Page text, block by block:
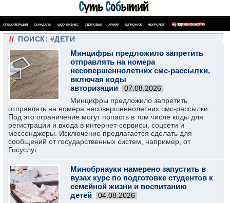
СПЕЦОПЕРАЦИЯ СКАНДАЛЫ ШОУ-БИЗНЕС ЗДОРОВЬЕ АРМИЯ ШПИОНАЖ НЕКРОЛОГ ПОИСК ПО САЙТУ
// ПОИСК: #ДЕТИ
Минцифры предложило запретить
отправлять на номера
несовершеннолетних смс-рассылки,
включая коды
авторизации
07.08.2026
Минцифры предложило запретить
отправлять на номера несовершеннолетних смс-рассылки.
Под это ограничение могут попасть в том числе коды для
регистрации и входа в интернет-сервисы, соцсети и
мессенджеры. Исключение предлагается сделать для
сообщений от государственных систем, например, от
Госуслуг.
Минобрнауки намерено запустить в
вузах курс по подготовке студентов к
семейной жизни и воспитанию
детей
04.08.2026